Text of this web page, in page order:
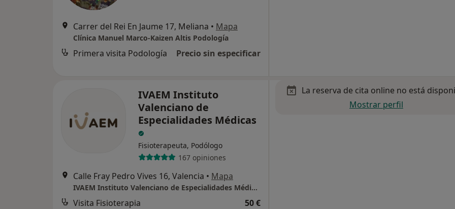
Carrer del Rei En Jaume 17, Meliana • Mapa
Clínica Manuel Marco-Kaizen Altis Podología
Primera visita Podología Precio sin especificar
IVAEM Instituto
Valenciano de
Especialidades Médicas
Fisioterapeuta, Podólogo
167 opiniones
Calle Fray Pedro Vives 16, Valencia • Mapa
IVAEM Instituto Valenciano de Especialidades Médicas
Visita Fisioterapia 50 €
La reserva de cita online no está
Mostrar perfil